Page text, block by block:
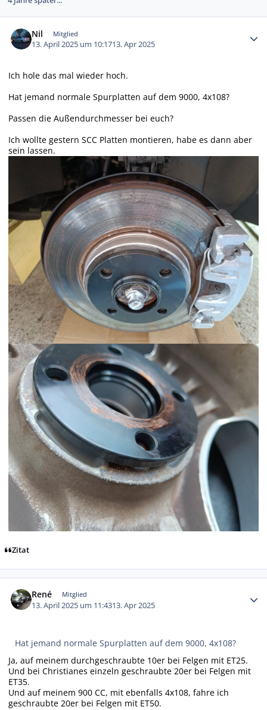
Nil Mitglied
13. April 2025 um 10:1713. Apr 2025
Ich hole das mal wieder hoch.
Hat jemand normale Spurplatten auf dem 9000, 4x108?
Passen die Außendurchmesser bei euch?
Ich wollte gestern SCC Platten montieren, habe es dann aber
sein lassen.
Zitat
René Mitglied
13. April 2025 um 11:4313. Apr 2025
Hat jemand normale Spurplatten auf dem 9000, 4x108?
Ja, auf meinem durchgeschraubte 10er bei Felgen mit ET25.
Und bei Christianes einzeln geschraubte 20er bei Felgen mit
ET35.
Und auf meinem 900 CC, mit ebenfalls 4x108, fahre ich
geschraubte 20er bei Felgen mit ET50.